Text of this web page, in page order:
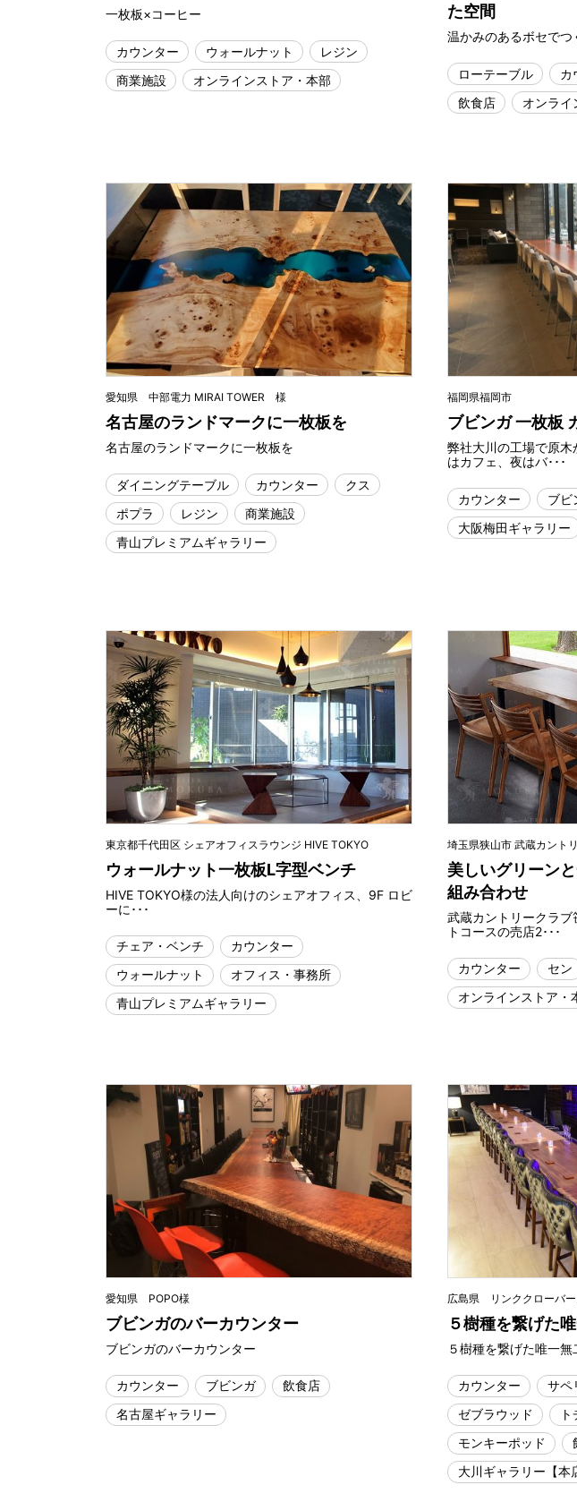
一枚板×コーヒー
カウンター ウォールナット
レジン
商業施設
オンラインストア・本部
た空間
温かみのあるボセで
ローテーブル カ
飲食店
オンライ
愛知県 中部電力 MIRAI TOWER 様
名古屋のランドマークに一枚板を
名古屋のランドマークに一枚板を
ダイニングテーブル カウンター
クス
ポプラ
レジン
商業施設
青山プレミアムギャラリー
福岡県福岡市
ブビンガ 一枚板
弊社大川の工場で原
はカフェ、夜はバ･･･
カウンター ブビ
大阪梅田ギャラリー
東京都千代田区 シェアオフィスラウンジ HIVE TOKYO
ウォールナット一枚板L字型ベンチ
HIVE TOKYO様の法人向けのシェアオフィス、9F ロビ
ーに･･･
チェア・ベンチ
カウンター
ウォールナット
オフィス・事務所
青山プレミアムギャラリー
埼玉県狭山市 武蔵カント
美しいグリーン
組み合わせ
武蔵カントリークラ
トコースの売店2･･･
カウンター セン
オンラインストア・
愛知県 POPO様
ブビンガのバーカウンター
ブビンガのバーカウンター
カウンター ブビンガ
飲食店
名古屋ギャラリー
広島県 リンククローバ
５樹種を繋げた
５樹種を繋げた唯一
カウンター
サペ
ゼブラウッド
ト
モンキーポッド
大川ギャラリー【本